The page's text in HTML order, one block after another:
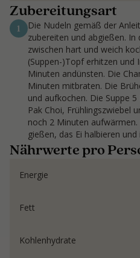
Zubereitungsart
1
Die Nudeln gemäß der
zubereiten und abgießen. In
zwischen hart und weich
(Suppen-)Topf erhitzen und
Minuten andünsten. Die
Minuten mitbraten. Die
und aufkochen. Die Suppe
Pak Choi, Frühlingszwiebel
noch 2 Minuten aufwärmen.
gießen, das Ei halbieren und
Nährwerte pro
Energie
Fett
Kohlenhydrate